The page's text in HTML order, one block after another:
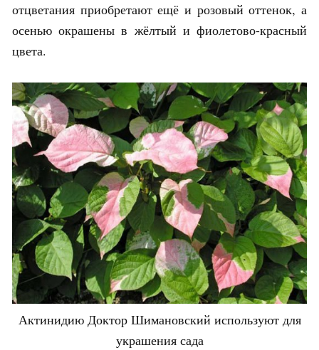
отцветания приобретают ещё и розовый оттенок, а
осенью окрашены в жёлтый и фиолетово-красный
цвета.
Актинидию Доктор Шимановский используют для
украшения сада